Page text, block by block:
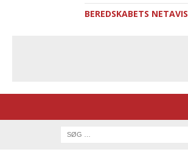
BEREDSKABETS NETAVIS